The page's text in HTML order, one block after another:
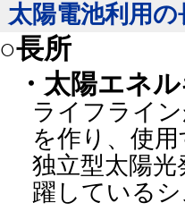
太陽電池利用
○長所
・太陽エネ
ライフライ
を作り、使
独立型太陽
躍している